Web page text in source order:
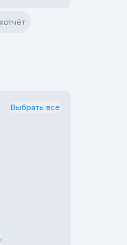
Выбрать все